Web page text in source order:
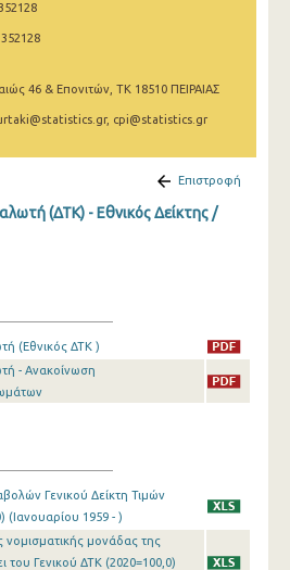
46 & Επονιτών, ΤΚ 18510 ΠΕΙΡΑΙΑΣ
cpi@statistics.gr
Επιστροφή
(ΔΤΚ) - Εθνικός Δείκτης /
(Εθνικός ΔΤΚ )
- Ανακοίνωση
Γενικού Δείκτη Τιμών
(Ιανουαρίου 1959 - )
νομισματικής μονάδας της
του Γενικού ΔΤΚ (2020=100,0)